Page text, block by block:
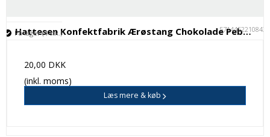
Hattesen Konfektfabrik Ærøstang Chokolade Pebermynte
5714452210843
På lager (4 stk.)
20,00 DKK
(inkl. moms)
Læs mere & køb